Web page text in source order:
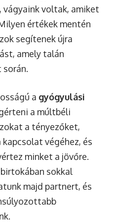
vágyaink voltak, amiket
értékek mentén
segítenek újra
amely talán
a gyógyulási
a múltbéli
a tényezőket,
végéhez, és
minket a jövőre.
sokkal
majd partnert, és